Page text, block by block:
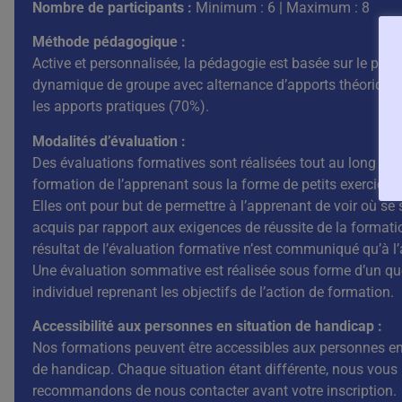
Nombre de participants : Minimum : 6 | Maximum : 8
Méthode pédagogique :
Active et personnalisée, la pédagogie est basée sur le
dynamique de groupe avec alternance d’apports théoriques
les apports pratiques (70%).
Modalités d’évaluation :
Des évaluations formatives sont réalisées tout au long du
formation de l’apprenant sous la forme de petits exercices
Elles ont pour but de permettre à l’apprenant de voir où se
acquis par rapport aux exigences de réussite de la
résultat de l’évaluation formative n’est communiqué qu’à
Une évaluation sommative est réalisée sous forme d’un
individuel reprenant les objectifs de l’action de formation.
Accessibilité aux personnes en situation de handicap :
Nos formations peuvent être accessibles aux personnes
de handicap. Chaque situation étant différente, nous vous
recommandons de nous contacter avant votre inscription.